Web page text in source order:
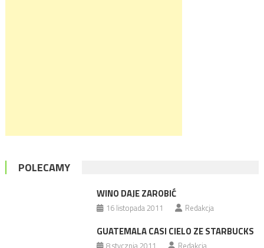
POLECAMY
WINO DAJE ZAROBIĆ
16 listopada 2011 Redakcja
GUATEMALA CASI CIELO ZE STARBUCKS
8 stycznia 2011 Redakcja